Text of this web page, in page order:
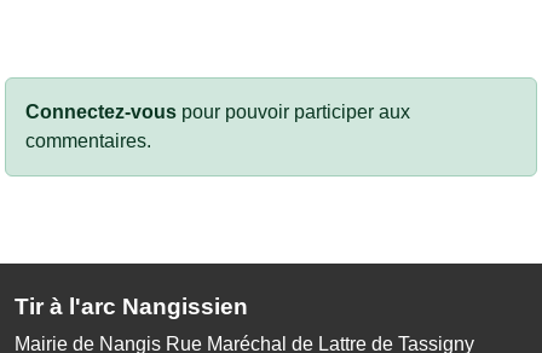
Connectez-vous pour pouvoir participer aux
commentaires.
Tir à l'arc Nangissien
Mairie de Nangis Rue Maréchal de Lattre de Tassigny